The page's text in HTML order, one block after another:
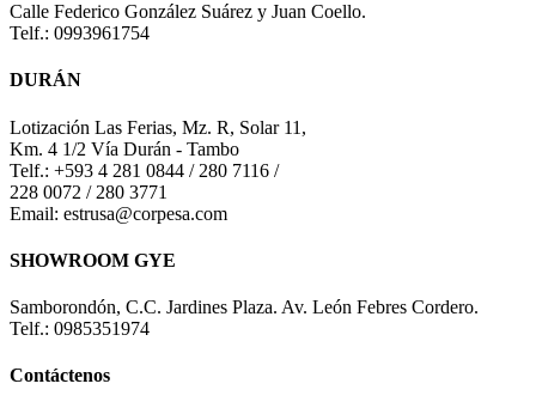
Calle Federico González Suárez y Juan Coello.
Telf.: 0993961754
DURÁN
Lotización Las Ferias, Mz. R, Solar 11,
Km. 4 1/2 Vía Durán - Tambo
Telf.: +593 4 281 0844 / 280 7116 /
228 0072 / 280 3771
Email: estrusa@corpesa.com
SHOWROOM GYE
Samborondón, C.C. Jardines Plaza. Av. León Febres Cordero.
Telf.: 0985351974
Contáctenos